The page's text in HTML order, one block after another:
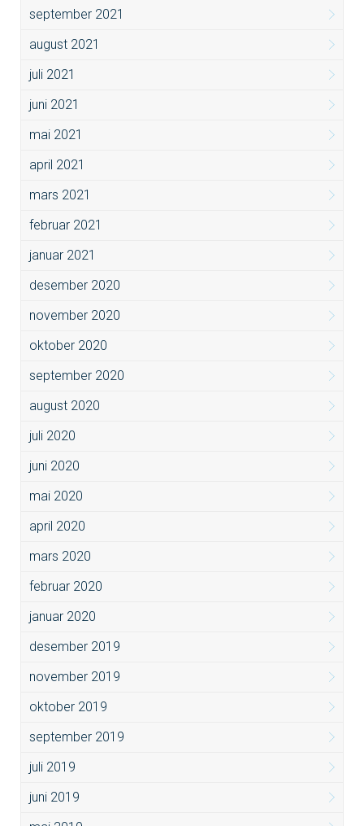
september 2021
august 2021
juli 2021
juni 2021
mai 2021
april 2021
mars 2021
februar 2021
januar 2021
desember 2020
november 2020
oktober 2020
september 2020
august 2020
juli 2020
juni 2020
mai 2020
april 2020
mars 2020
februar 2020
januar 2020
desember 2019
november 2019
oktober 2019
september 2019
juli 2019
juni 2019